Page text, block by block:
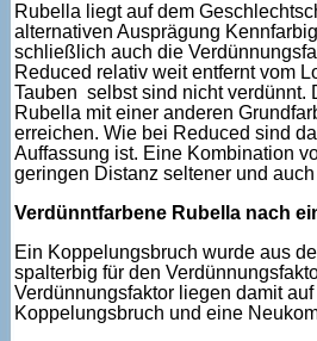
Rubella liegt auf dem
alternativen Ausprägung
schließlich auch die
Reduced relativ weit entfernt vom
Tauben selbst sind nicht verdünnt.
Rubella mit einer anderen
erreichen. Wie bei Reduced sind
Auffassung ist. Eine Kombination
geringen Distanz seltener und
Verdünntfarbene Rubella nach
Ein Koppelungsbruch wurde aus
spalterbig für den
Verdünnungsfaktor liegen damit
Koppelungsbruch und eine